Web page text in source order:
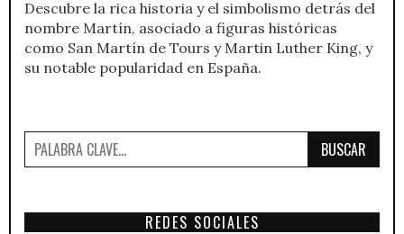
Descubre la rica historia y el simbolismo detrás del
nombre Martín, asociado a figuras históricas
como San Martín de Tours y Martin Luther King, y
su notable popularidad en España.
BUSCAR
REDES SOCIALES